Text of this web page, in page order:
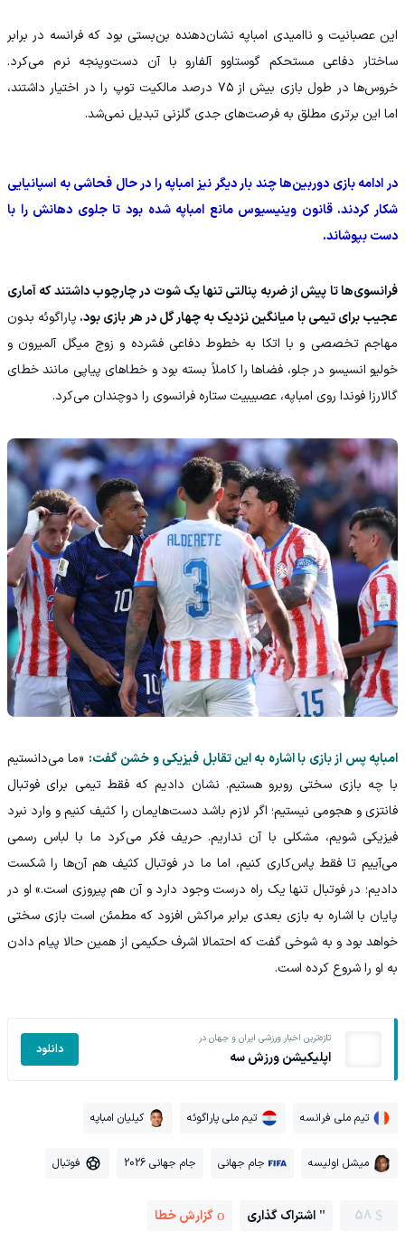
این عصبانیت و ناامیدی امباپه نشان‌دهنده بن‌بستی بود که فرانسه در برابر
ساختار دفاعی مستحکم گوستاوو آلفارو با آن دست‌وپنجه نرم می‌کرد.
خروس‌ها در طول بازی بیش از ۷۵ درصد مالکیت توپ را در اختیار داشتند،
اما این برتری مطلق به فرصت‌های جدی گلزنی تبدیل نمی‌شد.
در ادامه بازی دوربین‌ها چند بار دیگر نیز امباپه را در حال فحاشی به اسپانیایی
شکار کردند. قانون وینیسیوس مانع امباپه شده بود تا جلوی دهانش را با
دست بپوشاند.
فرانسوی‌ها تا پیش از ضربه پنالتی تنها یک شوت در چارچوب داشتند که آماری
عجیب برای تیمی با میانگین نزدیک به چهار گل در هر بازی بود. پاراگوئه بدون
مهاجم تخصصی و با اتکا به خطوط دفاعی فشرده و زوج میگل آلمیرون و
خولیو انسیسو در جلو، فضاها را کاملاً بسته بود و خطاهای پیاپی مانند خطای
گالارزا فوندا روی امباپه، عصبیبیت ستاره فرانسوی را دوچندان می‌کرد.
امباپه پس از بازی با اشاره به این تقابل فیزیکی و خشن گفت: «ما می‌دانستیم
با چه بازی سختی روبرو هستیم. نشان دادیم که فقط تیمی برای فوتبال
فانتزی و هجومی نیستیم؛ اگر لازم باشد دست‌هایمان را کثیف کنیم و وارد نبرد
فیزیکی شویم، مشکلی با آن نداریم. حریف فکر می‌کرد ما با لباس رسمی
می‌آییم تا فقط پاس‌کاری کنیم، اما ما در فوتبال کثیف هم آن‌ها را شکست
دادیم؛ در فوتبال تنها یک راه درست وجود دارد و آن هم پیروزی است.» او در
پایان با اشاره به بازی بعدی برابر مراکش افزود که مطمئن است بازی سختی
خواهد بود و به شوخی گفت که احتمالا اشرف حکیمی از همین حالا پیام دادن
به او را شروع کرده است.
تازه‌ترین اخبار ورزشی ایران و جهان در
اپلیکیشن ورزش سه دانلود
تیم ملی فرانسه تیم ملی پاراگوئه کیلیان امباپه
میشل اولیسه جام جهانی جام جهانی 2026 فوتبال
58 اشتراک گذاری گزارش خطا